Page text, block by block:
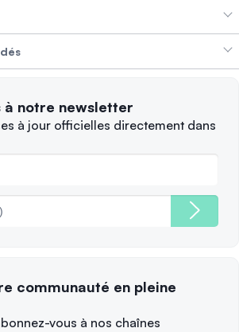
à notre newsletter
à jour officielles directement dans
communauté en pleine
vous à nos chaînes